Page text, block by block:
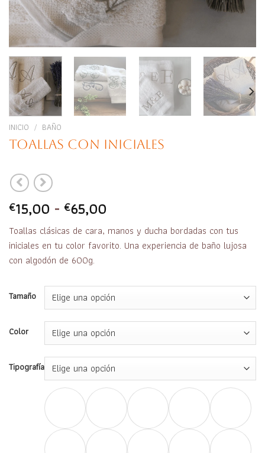
INICIO / BAÑO
Toallas con iniciales
€15,00 - €65,00Rango
precios:
desde
€65,00
Toallas clásicas de cara, manos y ducha bordadas con tus
iniciales en tu color favorito. Una experiencia de baño lujosa
con algodón de 600g.
Tamaño
Color
Tipografía